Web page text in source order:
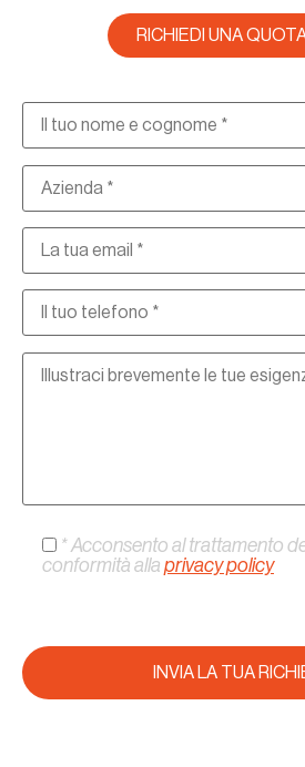
RICHIEDI UNA
* Acconsento al trattamento
conformità alla privacy policy